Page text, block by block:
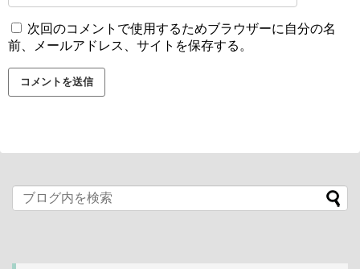
次回のコメントで使用するためブラウザーに自分の名
前、メールアドレス、サイトを保存する。